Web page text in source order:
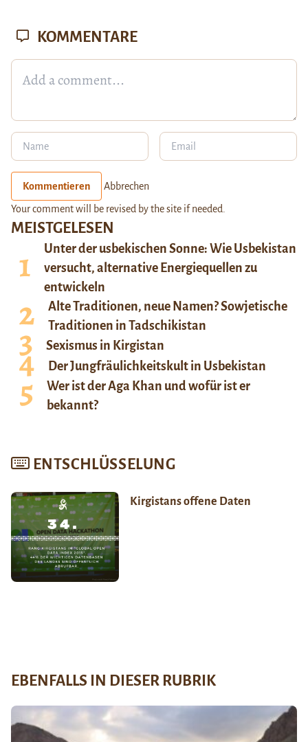
MEISTGELESEN
Unter der usbekischen Sonne: Wie Usbekistan
versucht, alternative Energiequellen zu
entwickeln
Alte Traditionen, neue Namen? Sowjetische
Traditionen in Tadschikistan
Sexismus in Kirgistan
Der Jungfräulichkeitskult in Usbekistan
Wer ist der Aga Khan und wofür ist er
bekannt?
ENTSCHLÜSSELUNG
Kirgistans offene Daten
KOMMENTARE
Kommentieren Abbrechen
Your comment will be revised by the site if needed.
EBENFALLS IN DIESER RUBRIK